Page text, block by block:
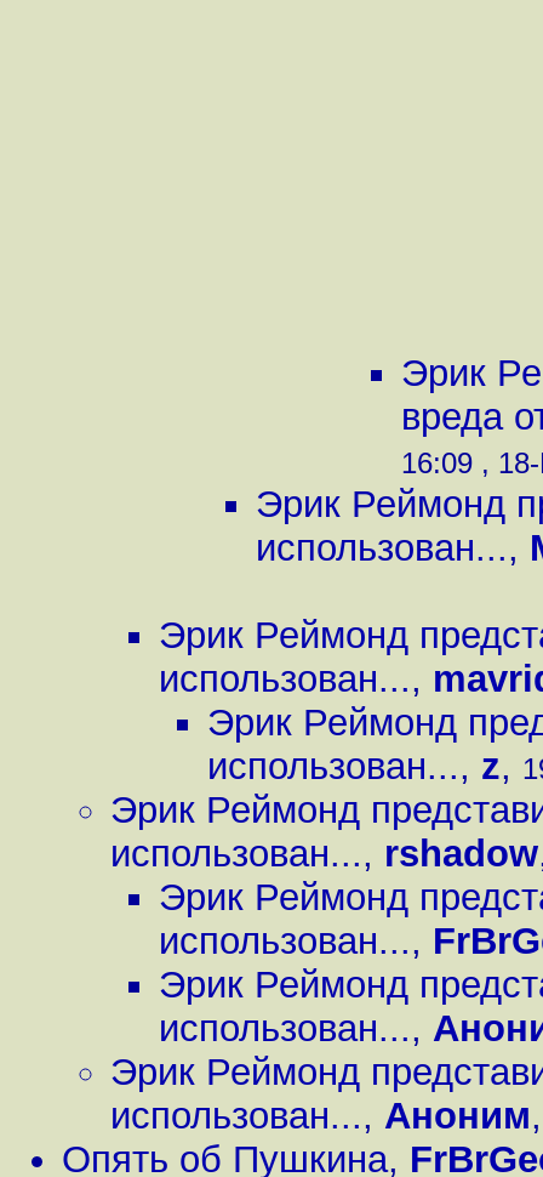
Эрик
вреда
16:09 ,
Эрик Реймонд
использован...,
Эрик Реймонд
использован...,
Эрик Реймонд
использован..., z,
Эрик Реймонд
использован..., rshadow
Эрик Реймонд
использован...,
Эрик Реймонд
использован...,
Эрик Реймонд
использован..., Аноним
Опять об Пушкина,